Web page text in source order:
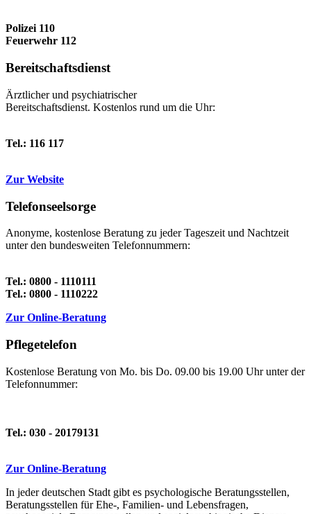
Polizei 110
Feuerwehr 112
Bereitschafts­dienst
Ärztlicher und psychiatrischer
Bereitschaftsdienst. Kostenlos rund um die Uhr:
Tel.: 116 117
Zur Website
Telefonseel­sorge
Anonyme, kostenlose Beratung zu jeder Tageszeit und Nachtzeit
unter den bundesweiten Telefonnummern:
Tel.: 0800 - 1110111
Tel.: 0800 - 1110222
Zur Online-Beratung
Pflegetelefon
Kostenlose Beratung von Mo. bis Do. 09.00 bis 19.00 Uhr unter der
Telefonnummer:
Tel.: 030 - 20179131
Zur Online-Beratung
In jeder deutschen Stadt gibt es psychologische Beratungsstellen,
Beratungsstellen für Ehe-, Familien- und Lebensfragen,